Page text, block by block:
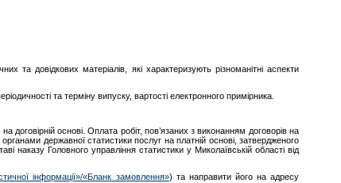
та довідкових матеріалів, які характеризують різноманітні аспекти
та терміну випуску, вартості електронного примірника.
основі. Оплата робіт, пов’язаних з виконанням договорів на
державної статистики послуг на платній основі, затвердженого
наказу Головного управління статистики у Миколаївській області від
інформації»/«Бланк замовлення») та направити його на адресу